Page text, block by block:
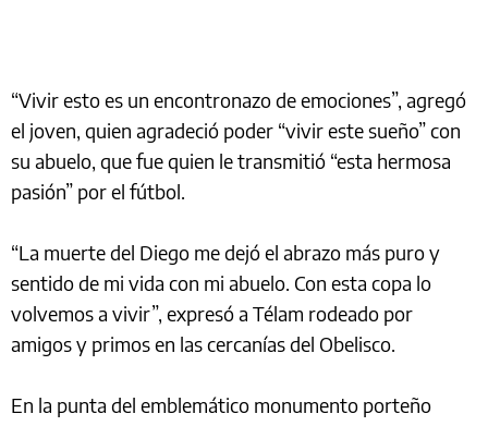
“Vivir esto es un encontronazo de emociones”, agregó
el joven, quien agradeció poder “vivir este sueño” con
su abuelo, que fue quien le transmitió “esta hermosa
pasión” por el fútbol.
“La muerte del Diego me dejó el abrazo más puro y
sentido de mi vida con mi abuelo. Con esta copa lo
volvemos a vivir”, expresó a Télam rodeado por
amigos y primos en las cercanías del Obelisco.
En la punta del emblemático monumento porteño